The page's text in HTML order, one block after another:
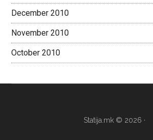
December 2010
November 2010
October 2010
Statija.mk © 2026 ·